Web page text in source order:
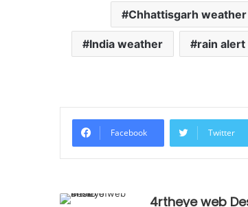
Chhattisgarh weather
India weather rain alert
Facebook Twitter
4rtheye web